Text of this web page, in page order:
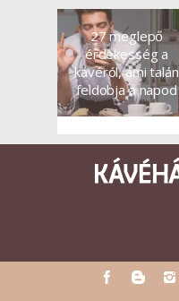
27 meglepő
érdekesség a
kávéról, ami talán
feldobja a napod